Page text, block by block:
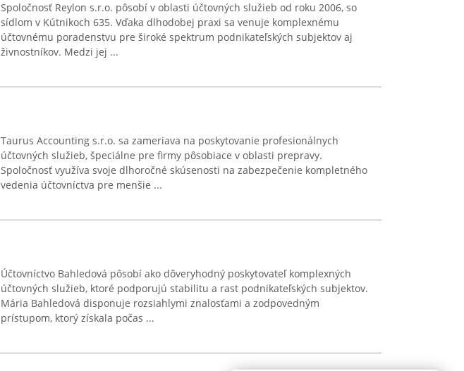
Spoločnosť Reylon s.r.o. pôsobí v oblasti účtovných služieb od roku 2006, so
sídlom v Kútnikoch 635. Vďaka dlhodobej praxi sa venuje komplexnému
účtovnému poradenstvu pre široké spektrum podnikateľských subjektov aj
živnostníkov. Medzi jej ...
Taurus Accounting s.r.o. sa zameriava na poskytovanie profesionálnych
účtovných služieb, špeciálne pre firmy pôsobiace v oblasti prepravy.
Spoločnosť využíva svoje dlhoročné skúsenosti na zabezpečenie kompletného
vedenia účtovníctva pre menšie ...
Účtovníctvo Bahledová pôsobí ako dôveryhodný poskytovateľ komplexných
účtovných služieb, ktoré podporujú stabilitu a rast podnikateľských subjektov.
Mária Bahledová disponuje rozsiahlymi znalosťami a zodpovedným
prístupom, ktorý získala počas ...